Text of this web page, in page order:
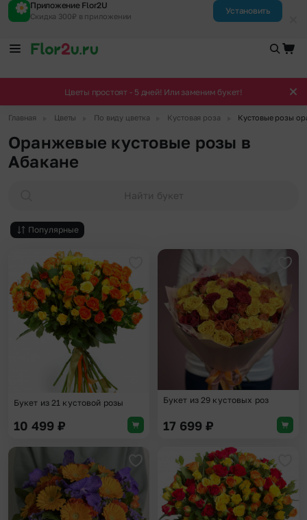
Приложение Flor2U
Скидка 300₽ в приложении
Установить
Цветы простоят - 5 дней! Или заменим букет!
Главная Цветы По виду цветка Кустовая роза Кустовые розы
Оранжевые кустовые розы в
Абакане
Найти букет
Популярные
Добавить в избранное
Букет из 21 кустовой розы
10 499 ₽
Букет из 29 кустовых роз
17 699 ₽
Добавить в избранное